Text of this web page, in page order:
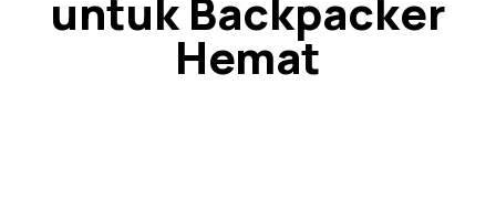
untuk Backpacker
Hemat